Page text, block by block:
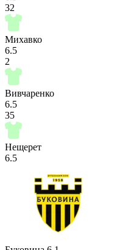
32
Михавко
6.5
2
Вивчаренко
6.5
35
Нещерет
6.5